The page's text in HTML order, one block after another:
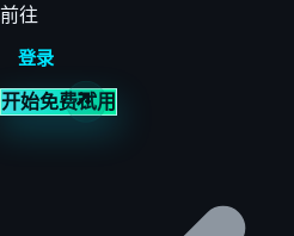
前往
登录
开始免费试用